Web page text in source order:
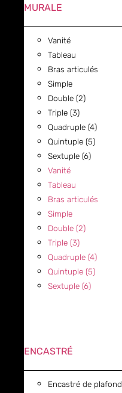
MURALE
Vanité
Tableau
Bras articulés
Simple
Double (2)
Triple (3)
Quadruple (4)
Quintuple (5)
Sextuple (6)
Vanité
Tableau
Bras articulés
Simple
Double (2)
Triple (3)
Quadruple (4)
Quintuple (5)
Sextuple (6)
ENCASTRÉ
Encastré de plafond